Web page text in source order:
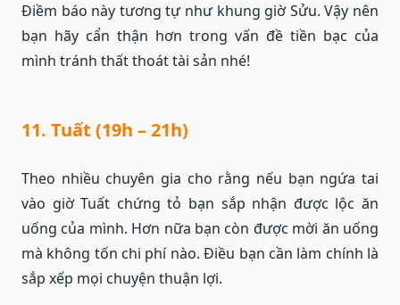
Điềm báo này tương tự như khung giờ Sửu. Vậy nên
bạn hãy cẩn thận hơn trong vấn đề tiền bạc của
mình tránh thất thoát tài sản nhé!
11. Tuất (19h – 21h)
Theo nhiều chuyên gia cho rằng nếu bạn ngứa tai
vào giờ Tuất chứng tỏ bạn sắp nhận được lộc ăn
uống của mình. Hơn nữa bạn còn được mời ăn uống
mà không tốn chi phí nào. Điều bạn cần làm chính là
sắp xếp mọi chuyện thuận lợi.